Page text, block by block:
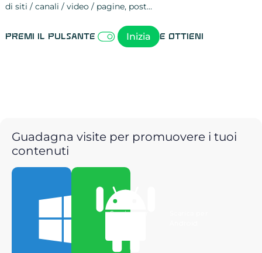
di siti / canali / video / pagine, post…
Premi il pulsante Inizia e ottieni
Guadagna visite per promuovere i tuoi
contenuti
Scarica per